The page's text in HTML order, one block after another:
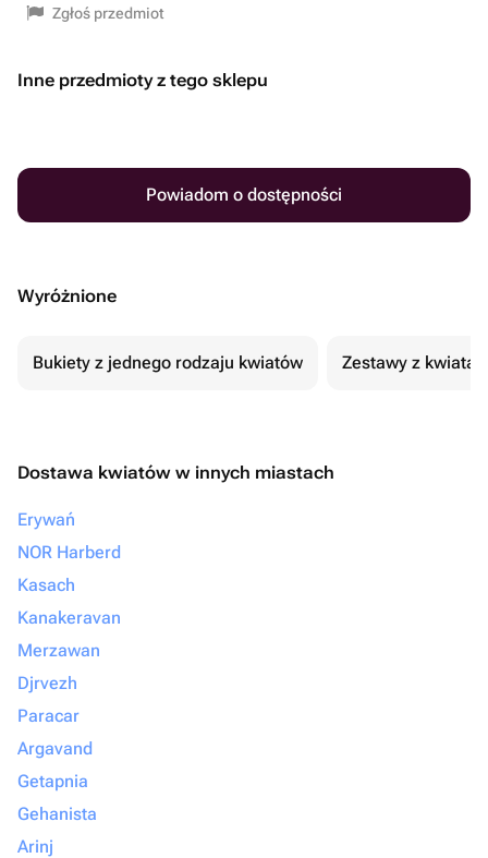
Zgłoś przedmiot
Inne przedmioty z tego sklepu
Powiadom o dostępności
Wyróżnione
Bukiety z jednego rodzaju kwiatów Zestawy z
Dostawa kwiatów w innych miastach
Erywań
NOR Harberd
Kasach
Kanakeravan
Merzawan
Djrvezh
Paracar
Argavand
Getapnia
Gehanista
Arinj